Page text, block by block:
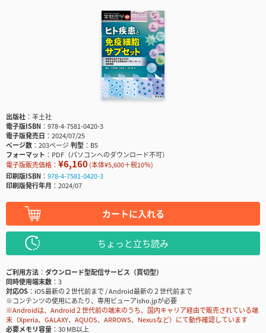
出版社
羊土社
電子版ISBN
978-4-7581-0420-3
電子版発売日
2024/07/25
ページ数
203ページ判型
B5
フォーマット
PDF（パソコンへのダウンロード不可）
電子版販売価格： ¥6,160(本体¥5,600＋税10％)
印刷版ISBN
978-4-7581-0420-3
印刷版発行年月
2024/07
カートに入れる
ちょっと立ち読み
ご利用方法
ダウンロード型配信サービス（買切型）
同時使用端末数
3
対応OS
iOS最新の２世代前まで / Android最新の２世代前まで
※コンテンツの使用にあたり、専用ビューアisho.jpが必要
※Androidは、Android２世代前の端末のうち、国内キャリア経由で販売されている端
末（Xperia、GALAXY、AQUOS、ARROWS、Nexusなど）にて動作確認しています
必要メモリ容量
30 MB以上